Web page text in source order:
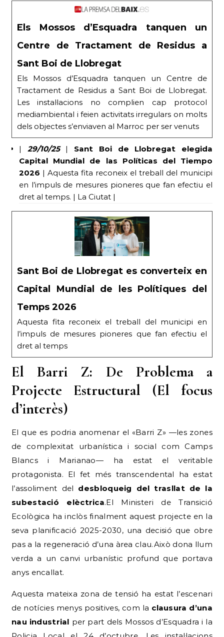
Els Mossos d’Esquadra tanquen un
Centre de Tractament de Residus a
Sant Boi de Llobregat
Els Mossos d’Esquadra tanquen un Centre de
Tractament de Residus a Sant Boi de Llobregat.
Les instal·lacions no complien cap protocol
mediambiental i feien activitats irregulars on molts
dels objectes s’enviaven al Marroc per ser venuts
| 29/10/25| Sant Boi de Llobregat elegida
Capital Mundial de las Políticas del Tiempo
2026 | Aquesta fita reconeix el treball del municipi
en l’impuls de mesures pioneres que fan efectiu el
dret al temps. | La Ciutat |
Sant Boi de Llobregat es converteix en
Capital Mundial de les Polítiques del
Temps 2026
Aquesta fita reconeix el treball del municipi en
l’impuls de mesures pioneres que fan efectiu el
dret al temps
El Barri Z: De Problema a
Projecte Estructural (El focus
d’interès)
El que es podria anomenar el «Barri Z» —les zones
de complexitat urbanística i social com Camps
Blancs i Marianao— ha estat el veritable
protagonista. El fet més transcendental ha estat
l’assoliment del desbloqueig del trasllat de la
subestació elèctrica.El Ministeri de Transició
Ecològica ha inclòs finalment aquest projecte en la
seva planificació 2025-2030, una decisió que obre
pas a la regeneració d’una àrea clau.Això dona llum
verda a un canvi urbanístic profund que portava
anys encallat.
Aquesta mateixa zona de tensió ha estat l’escenari
de notícies menys positives, com la clausura d’una
nau industrial per part dels Mossos d’Esquadra i la